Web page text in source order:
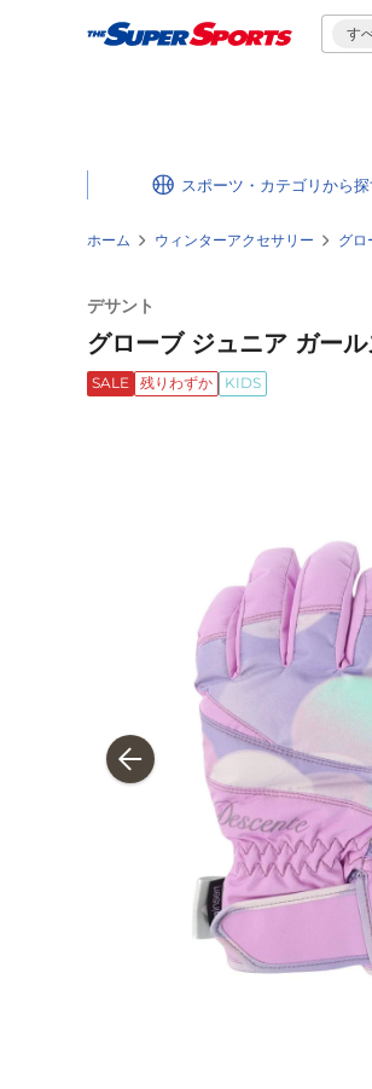
す
スポーツ・カテゴリ
ホーム ウィンターアクセサリー グロ
デサント
グローブ ジュニア ガー
SALE 残りわずか KIDS